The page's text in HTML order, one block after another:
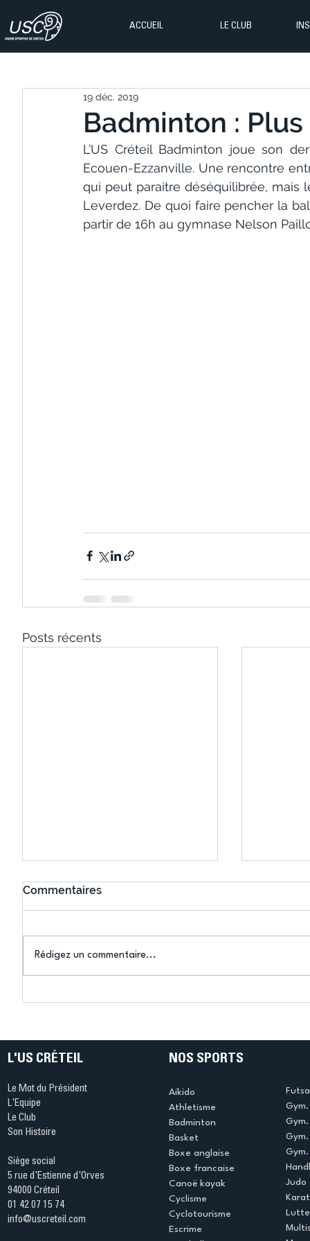
ACCUEIL LE CLUB
Badminton :
19 déc. 2019
L’US Créteil Badminton joue son
Ecouen-Ezzanville. Une rencontre
qui peut paraitre déséquilibrée, mais
Leverdez. De quoi faire pencher la
partir de 16h au gymnase Nelson
Posts récents
Ping ? Quand le tennis de
termine
Commentaires
Rédigez un commentaire...
L'US CRÉTEIL
Le Mot du Président
L'Equipe
Le Club
Son Histoire
Siège social
5 rue d'Estienne d'Orves
94000 Créteil
01 42 07 15 74
info@uscreteil.com
NOS SPORTS
Aikido
Athletisme
Badminton
Basket
Boxe anglaise
Boxe francaise
Canoë kayak
Cyclisme
Cyclotourisme
Escrime
Judo
Lutte